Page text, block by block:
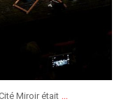
Miroir était ...